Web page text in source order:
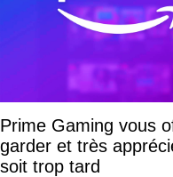
Prime Gaming vous
garder et très
soit trop tard